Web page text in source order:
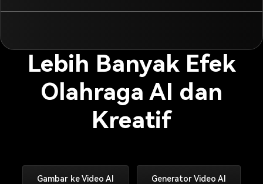
Lebih Banyak Efek
Olahraga AI dan
Kreatif
Gambar ke Video AI Generator Video AI